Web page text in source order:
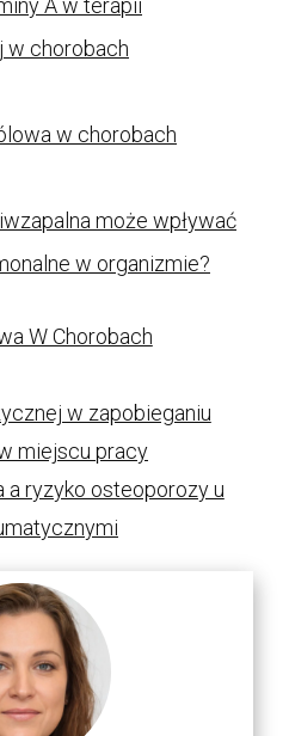
A w terapii
chorobach
w chorobach
może wpływać
w organizmie?
W Chorobach
w zapobieganiu
miejscu pracy
a ryzyko osteoporozy u